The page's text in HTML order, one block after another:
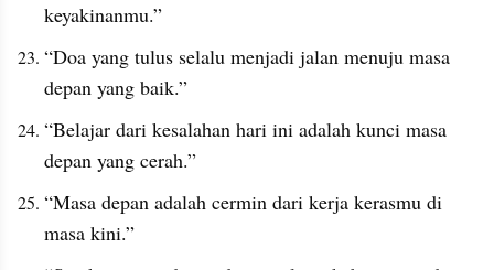
keyakinanmu.”
“Doa yang tulus selalu menjadi jalan menuju masa
depan yang baik.”
“Belajar dari kesalahan hari ini adalah kunci masa
depan yang cerah.”
“Masa depan adalah cermin dari kerja kerasmu di
masa kini.”